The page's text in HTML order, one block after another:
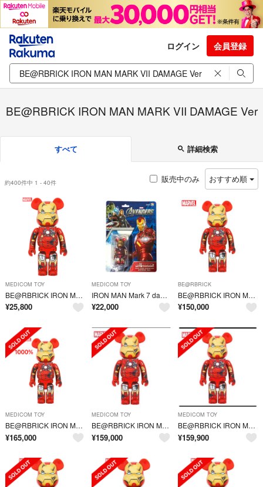
ログイン 会員登録
BE@RBRICK IRON MAN MARK VII DAMAGE Ver
すべて 詳細検索
約400件中 1 - 40件 販売中のみ おすすめ順
MEDICOM TOY
BE@RBRICK IRON MAN MARK VII DAMAGE Ver. 400％ 新品未開封
¥25,800
MEDICOM TOY
IRON MAN Mark 7 damage ver. 100%ベア未開封ラス1
¥22,000
BE@RBRICK
BE@RBRICK IRON MAN MARK VII DAMAGE 1000％
¥150,000
MEDICOM TOY
BE@RBRICK IRON MAN MARK VII DAMAGE Ver.
¥165,000
MEDICOM TOY
BE@RBRICK IRON MAN MARK VII DAMAGE Ver.
¥159,000
MEDICOM TOY
BE@RBRICK IRON MAN MARK VII DAMAGE Ver
¥159,900